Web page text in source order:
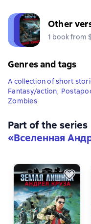
Other
1 book from
Genres and tags
A collection of short
Fantasy/action,
Zombies
Part of the series
«Вселенная